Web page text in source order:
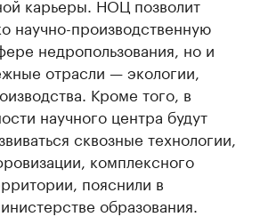
научно-производственную
недропользования, но и
отрасли — экологии,
Кроме того, в
научного центра будут
сквозные технологии,
комплексного
пояснили в
образования.